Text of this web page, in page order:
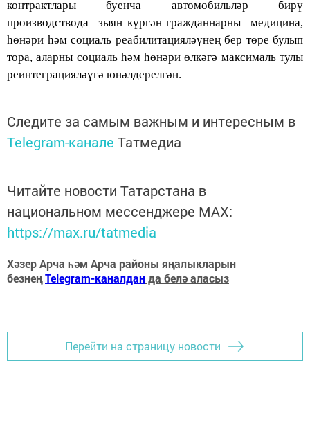
контрактлары буенча автомобильләр бирү
производствода зыян күргән гражданнарны медицина,
һөнәри һәм социаль реабилитацияләүнең бер төре булып
тора, аларны социаль һәм һөнәри өлкәгә максималь тулы
реинтеграцияләүгә юнәлдерелгән.
Следите за самым важным и интересным в
Telegram-канале Татмедиа
Читайте новости Татарстана в
национальном мессенджере MАХ:
https://max.ru/tatmedia
Хәзер Арча һәм Арча районы яңалыкларын
безнеңTelegram-каналданда белә аласыз
Перейти на страницу новости